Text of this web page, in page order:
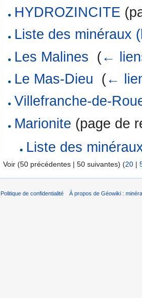
HYDROZINCITE
Liste des minéraux
Les Malines (←
Le Mas-Dieu (←
Villefranche-de-
Marionite (page de
Liste des
Voir (50 précédentes | 50 suivantes) (20 |
Politique de confidentialité À propos de Géowiki :